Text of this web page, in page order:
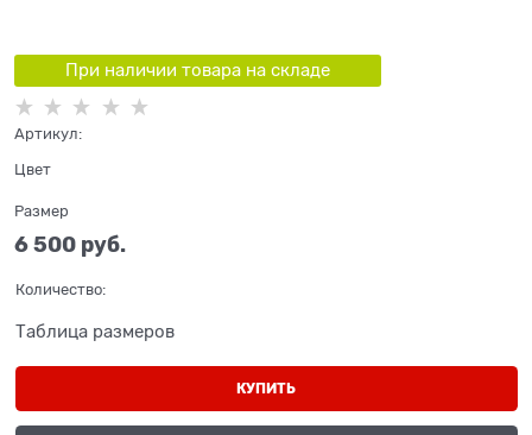
При наличии товара на складе
Артикул:
Цвет
Размер
6 500 руб.
Количество:
Таблица размеров
КУПИТЬ